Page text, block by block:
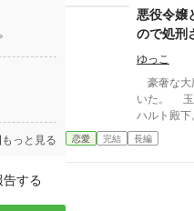
うになり—— 「リリス、僕は君の全て
だ。」 そう語る彼は、狂愛をリリスに注ぎはじめ
る。 婚約破棄×悪役令嬢×ヤンデレ王子による、 テン
プレから逸
悪役令嬢
ので処刑
ゆっこ
豪奢な大
いた。 玉
ハルト殿
る聖女――
そして取
恋愛 完結 長編
もっと見る
する